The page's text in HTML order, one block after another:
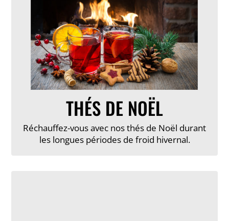
THÉS DE NOËL
Réchauffez-vous avec nos thés de Noël durant
les longues périodes de froid hivernal.